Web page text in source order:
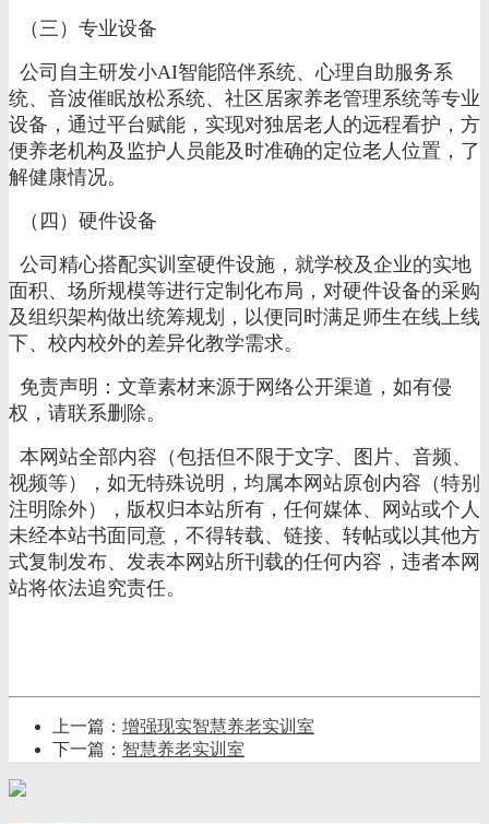
（三）专业设备
公司自主研发小AI智能陪伴系统、心理自助服务系
统、音波催眠放松系统、社区居家养老管理系统等专业
设备，通过平台赋能，实现对独居老人的远程看护，方
便养老机构及监护人员能及时准确的定位老人位置，了
解健康情况。
（四）硬件设备
公司精心搭配实训室硬件设施，就学校及企业的实地
面积、场所规模等进行定制化布局，对硬件设备的采购
及组织架构做出统筹规划，以便同时满足师生在线上线
下、校内校外的差异化教学需求。
免责声明：文章素材来源于网络公开渠道，如有侵
权，请联系删除。
本网站全部内容（包括但不限于文字、图片、音频、
视频等），如无特殊说明，均属本网站原创内容（特别
注明除外），版权归本站所有，任何媒体、网站或个人
未经本站书面同意，不得转载、链接、转帖或以其他方
式复制发布、发表本网站所刊载的任何内容，违者本网
站将依法追究责任。
上一篇： 增强现实智慧养老实训室
下一篇： 智慧养老实训室